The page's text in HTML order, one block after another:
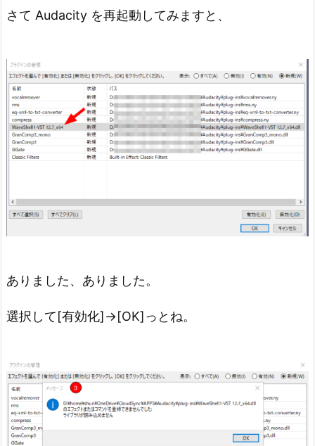
さて Audacity を再起動してみますと、
ありました、ありました。
選択して[有効化]→[OK]っとね。